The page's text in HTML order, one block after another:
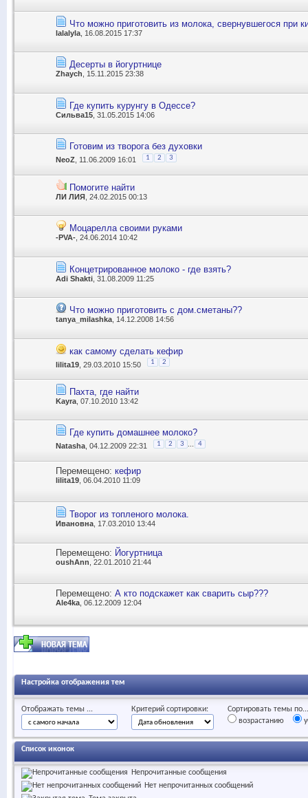
Что можно приготовить из молока, свернувшегося при
lalalyla , 16.08.2015 17:37
Десерты в йогуртнице
Zhaych , 15.11.2015 23:38
Где купить курунгу в Одессе?
Сильва15 , 31.05.2015 14:06
Готовим из творога без духовки
NeoZ , 11.06.2009 16:01 1 2 3
Помогите найти
ЛИ ЛИЯ , 24.02.2015 00:13
Моцарелла своими руками
-PVA- , 24.06.2014 10:42
Концетрированное молоко - где взять?
Adi Shakti , 31.08.2009 11:25
Что можно приготовить с дом.сметаны??
tanya_milashka , 14.12.2008 14:56
как самому сделать кефир
lilita19 , 29.03.2010 15:50 1 2
Пахта, где найти
Kayra , 07.10.2010 13:42
Где купить домашнее молоко?
Natasha , 04.12.2009 22:31 1 2 3 4
Перемещено: кефир
lilita19 , 06.04.2010 11:09
Творог из топленого молока.
Ивановна, 17.03.2010 13:44
Перемещено: Йогуртница
oushAnn , 22.01.2010 21:44
Перемещено: А кто подскажет как сварить сыр???
Ale4ka , 06.12.2009 12:04
Настройка отображения тем
Отображать темы ... Критерий сортировки:
Сортировать темы по...
возрастанию
Список иконок
Непрочитанные сообщения
Нет непрочитанных сообщений